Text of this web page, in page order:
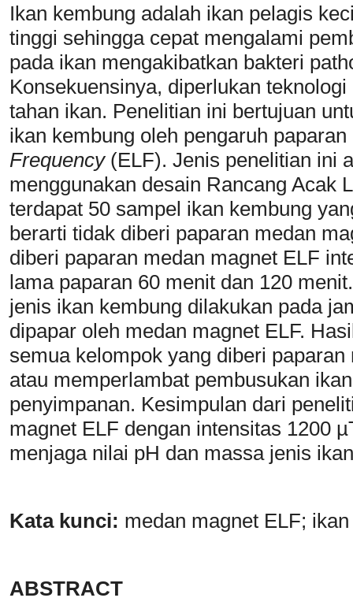
Ikan kembung adalah ikan pelagis
tinggi sehingga cepat mengalami
pada ikan mengakibatkan bakteri
Konsekuensinya, diperlukan
tahan ikan. Penelitian ini bertujuan
ikan kembung oleh pengaruh
Frequency (ELF). Jenis penelitian ini
menggunakan desain Rancang Acak
terdapat 50 sampel ikan kembung
berarti tidak diberi paparan medan
diberi paparan medan magnet ELF
lama paparan 60 menit dan 120
jenis ikan kembung dilakukan pada
dipapar oleh medan magnet ELF.
semua kelompok yang diberi
atau memperlambat pembusukan
penyimpanan. Kesimpulan dari
magnet ELF dengan intensitas 1200
menjaga nilai pH dan massa jenis
Kata kunci: medan magnet ELF;
ABSTRACT